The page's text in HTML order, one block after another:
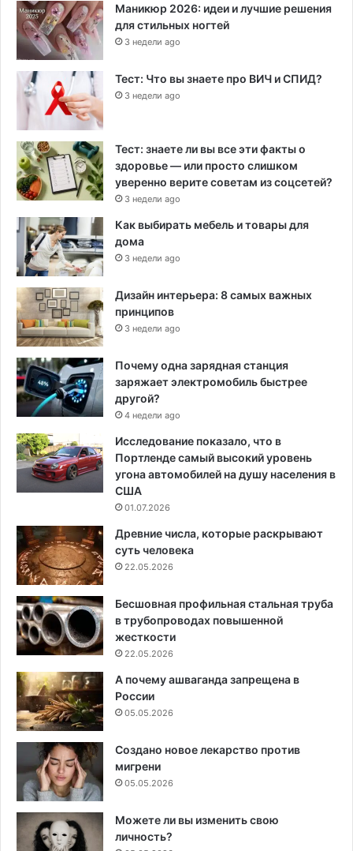
Маникюр 2026: идеи и лучшие решения
для стильных ногтей
3 недели ago
Тест: Что вы знаете про ВИЧ и СПИД?
3 недели ago
Тест: знаете ли вы все эти факты о
здоровье — или просто слишком
уверенно верите советам из соцсетей?
3 недели ago
Как выбирать мебель и товары для
дома
3 недели ago
Дизайн интерьера: 8 самых важных
принципов
3 недели ago
Почему одна зарядная станция
заряжает электромобиль быстрее
другой?
4 недели ago
Исследование показало, что в
Портленде самый высокий уровень
угона автомобилей на душу населения в
США
01.07.2026
Древние числа, которые раскрывают
суть человека
22.05.2026
Бесшовная профильная стальная труба
в трубопроводах повышенной
жесткости
22.05.2026
А почему ашваганда запрещена в
России
05.05.2026
Создано новое лекарство против
мигрени
05.05.2026
Можете ли вы изменить свою
личность?